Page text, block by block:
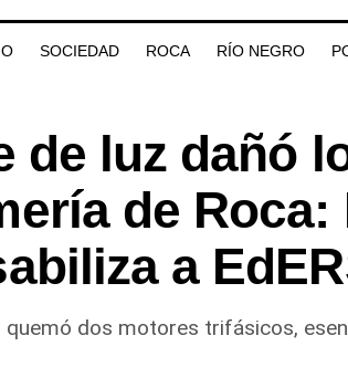
SOCIEDAD ROCA RÍO NEGRO
de luz dañó
de
a
quemó dos motores trifásicos,